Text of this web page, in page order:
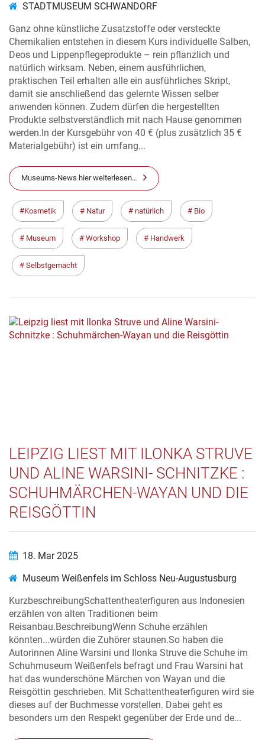
STADTMUSEUM SCHWANDORF
Ganz ohne künstliche Zusatzstoffe oder versteckte
Chemikalien entstehen in diesem Kurs individuelle Salben,
Deos und Lippenpflegeprodukte – rein pflanzlich und
natürlich wirksam. Neben, einem ausführlichen,
praktischen Teil erhalten alle ein ausführliches Skript,
damit sie anschließend das gelernte Wissen selber
anwenden können. Zudem dürfen die hergestellten
Produkte selbstverständlich mit nach Hause genommen
werden.In der Kursgebühr von 40 € (plus zusätzlich 35 €
Materialgebühr) ist ein umfang...
Museums-News hier weiterlesen…
Kosmetik Natur natürlich Bio
Museum Workshop Handwerk
Selbstgemacht
LEIPZIG LIEST MIT ILONKA STRUVE
UND ALINE WARSINI- SCHNITZKE :
SCHUHMÄRCHEN-WAYAN UND DIE
REISGÖTTIN
18. Mar 2025
Museum Weißenfels im Schloss Neu-Augustusburg
KurzbeschreibungSchattentheaterfiguren aus Indonesien
erzählen von alten Traditionen beim
Reisanbau.BeschreibungWenn Schuhe erzählen
könnten...würden die Zuhörer staunen.So haben die
Autorinnen Aline Warsini und Ilonka Struve die Schuhe im
Schuhmuseum Weißenfels befragt und Frau Warsini hat
hat das wunderschöne Märchen von Wayan und die
Reisgöttin geschrieben. Mit Schattentheaterfiguren wird sie
dieses auf der Buchmesse vorstellen. Dabei geht es
besonders um den Respekt gegenüber der Erde und de...